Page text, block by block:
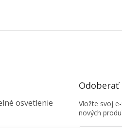
osvetlenie
Vložte svoj
nových